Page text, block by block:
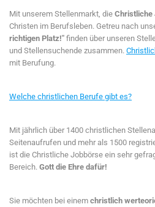
Mit unserem Stellenmarkt, die Christliche
Christen im Berufsleben. Getreu nach
richtigen Platz!" finden über unseren
und Stellensuchende zusammen.
mit Berufung.
Welche christlichen Berufe gibt es?
Mit jährlich über 1400 christlichen
Seitenaufrufen und mehr als 1500
ist die Christliche Jobbörse ein sehr
Bereich. Gott die Ehre dafür!
Sie möchten bei einem christlich